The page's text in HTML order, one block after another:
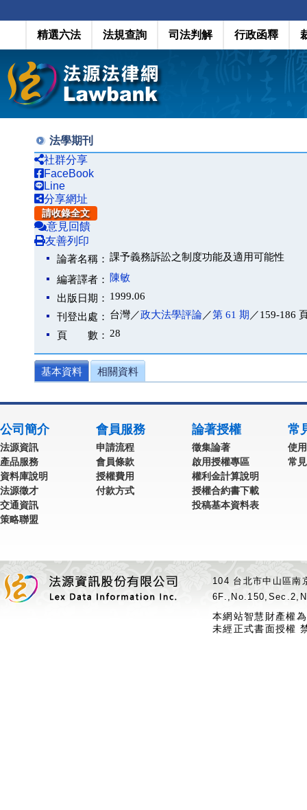
精選六法 法規查詢 司法判解 行政函釋
法學期刊
社群分享
FaceBook
Line
分享網址
請收錄全文
意見回饋
友善列印
論著名稱： 課予義務訴訟之制度功能及適用可能性
編著譯者：
陳敏
出版日期： 1999.06
刊登出處： 台灣／政大法學評論／第 61 期 ／159-186
頁 數： 28
基本資料 相關資料
公司簡介
法源資訊
產品服務
資料庫說明
法源徵才
交通資訊
策略聯盟
會員服務
申請流程
會員條款
授權費用
付款方式
論著授權
徵集論著
啟用授權專區
權利金計算說明
授權合約書下載
投稿基本資料表
常
使
常
104 台北市中山區
本網站智慧財產權
未經正式書面授權